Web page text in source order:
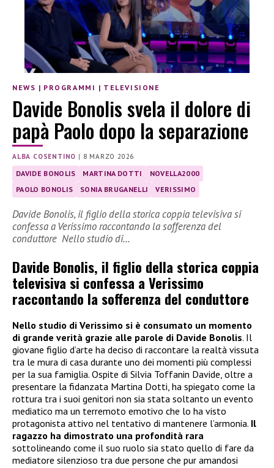
NEWS | PROGRAMMI | TELEVISIONE
Davide Bonolis svela il dolore di
papà Paolo dopo la separazione
ALBA COSENTINO | 8 MARZO 2026
DAVIDE BONOLIS MARTINA DOTTI
NOVELLA2000
PAOLO BONOLIS
SONIA BRUGANELLI VERISSIMO
Davide Bonolis, il figlio della storica coppia televisiva si
confessa a Verissimo raccontando la sofferenza del
conduttore Nello studio di…
Davide Bonolis, il figlio della storica coppia
televisiva si confessa a Verissimo
raccontando la sofferenza del conduttore
Nello studio di Verissimo si è consumato un momento
di grande verità grazie alle parole di Davide Bonolis. Il
giovane figlio d’arte ha deciso di raccontare la realtà vissuta
tra le mura di casa durante uno dei momenti più complessi
per la sua famiglia. Ospite di Silvia Toffanin Davide, oltre a
presentare la fidanzata Martina Dotti, ha spiegato come la
rottura tra i suoi genitori non sia stata soltanto un evento
mediatico ma un terremoto emotivo che lo ha visto
protagonista attivo nel tentativo di mantenere l’armonia. Il
ragazzo ha dimostrato una profondità rara
sottolineando come il suo ruolo sia stato quello di fare da
mediatore silenzioso tra due persone che pur amandosi